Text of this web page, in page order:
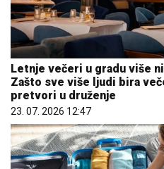
Letnje večeri u gradu više
Zašto sve više ljudi bira
pretvori u druženje
23. 07. 2026 12:47